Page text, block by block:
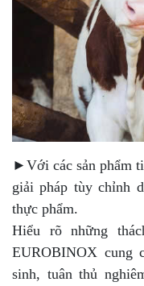
►Với các sản phẩm
giải pháp tùy chỉnh
thực phẩm.
Hiểu rõ những
EUROBINOX cung
sinh, tuân thủ